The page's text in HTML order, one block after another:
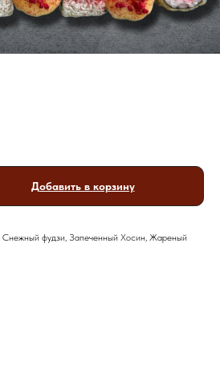
Добавить в корзину
Снежный фудзи, Запеченный Хосин, Жареный